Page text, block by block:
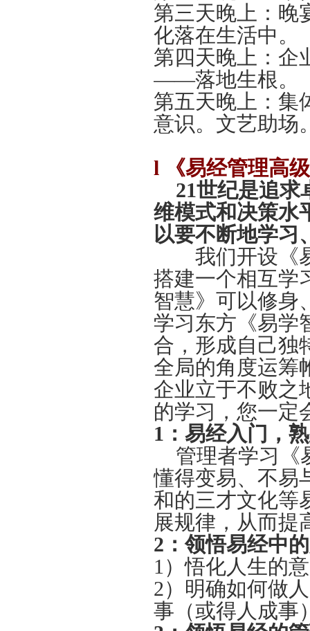
第三天晚上：晚
化落在生活中。
第四天晚上：企
——落地生根。
第五天晚上：集
意识。文艺助场
l
《易经管理高
21世纪是追求
维模式和决策水
以要不断地学习
我们开设《易
搭建一个相互学
智慧》可以修身
学习东方《易学
合，形成自己独
全局的角度运筹
企业立于不败之
的学习，您一定
1： 易经入门，
管理者学习《
懂得变易、不易
和的三才文化等
展规律，从而提
2 ：领悟易经中
1）悟化人生的
2）明确如何做
事（或得人成事